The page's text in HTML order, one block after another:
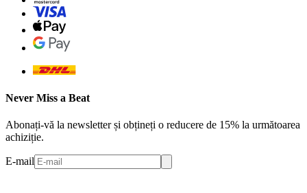
Never Miss a Beat
Abonați-vă la newsletter și obțineți o reducere de 15% la următoarea
achiziție.
E-mail